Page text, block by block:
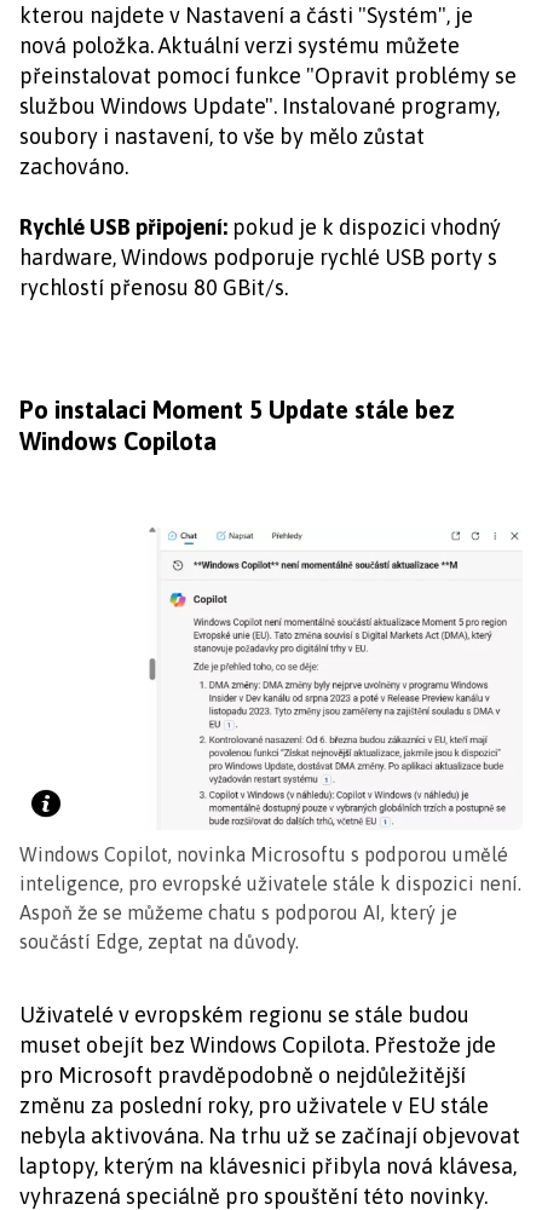
kterou najdete v Nastavení a části "Systém", je
nová položka. Aktuální verzi systému můžete
přeinstalovat pomocí funkce "Opravit problémy se
službou Windows Update". Instalované programy,
soubory i nastavení, to vše by mělo zůstat
zachováno.
Rychlé USB připojení: pokud je k dispozici vhodný
hardware, Windows podporuje rychlé USB porty s
rychlostí přenosu 80 GBit/s.
Po instalaci Moment 5 Update stále bez
Windows Copilota
Windows Copilot, novinka Microsoftu s podporou umělé
inteligence, pro evropské uživatele stále k dispozici není.
Aspoň že se můžeme chatu s podporou AI, který je
součástí Edge, zeptat na důvody.
Uživatelé v evropském regionu se stále budou
muset obejít bez Windows Copilota. Přestože jde
pro Microsoft pravděpodobně o nejdůležitější
změnu za poslední roky, pro uživatele v EU stále
nebyla aktivována. Na trhu už se začínají objevovat
laptopy, kterým na klávesnici přibyla nová klávesa,
vyhrazená speciálně pro spouštění této novinky.